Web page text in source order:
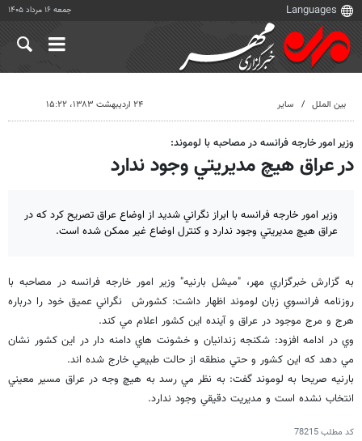
جمعه ۱۶ مرداد ۱۴۰۵
بین الملل سایر ۲۴ اردیبهشت ۱۳۸۳، ۱۵:۲۲
وزير امور خارجه فرانسه در مصاحبه با لوموند:
در عراق هيچ مديريتي وجود ندارد
وزير امور خارجه فرانسه با ابراز نگراني شديد از اوضاع عراق تصريح كرد كه در
عراق هيچ مديريتي وجود ندارد و كنترل اوضاع غير ممكن شده است.
به گزارش خبرگزاري مهر، "ميشل بارنيه" وزير امور خارجه فرانسه در مصاحبه با
روزنامه فرانسوي زبان لوموند اظهار داشت: كشورش نگراني عميق خود را درباره
هرج و مرج موجود در عراق و آينده اين كشور اعلام مي كند.
وي در ادامه افزود: شكنجه زندانيان و خشونت هاي دامنه دار در اين كشور نشان
مي دهد كه اين كشور و حتي منطقه از حالت طبيعي خارج شده اند.
بارنيه صريحا به لوموند گفت: به نظر مي رسد به هيچ وجه در عراق مسير معيني
انتخاب نشده است و مديريت دقيقي وجود ندارد.
کد مطلب78215